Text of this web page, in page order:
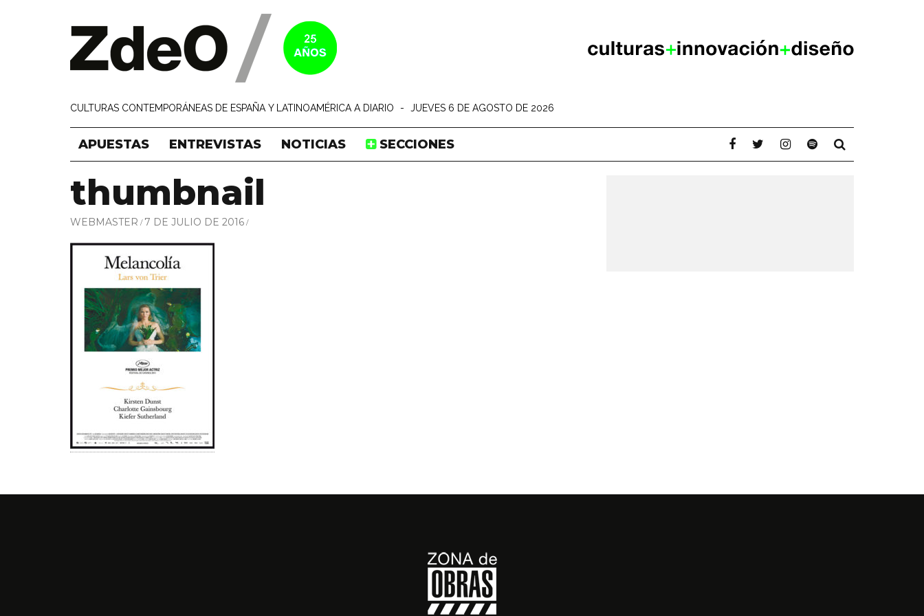
CULTURAS CONTEMPORÁNEAS DE ESPAÑA Y LATINOAMÉRICA A DIARIO - JUEVES 6 DE AGOSTO DE 2026
APUESTAS ENTREVISTAS NOTICIAS SECCIONES
thumbnail
WEBMASTER 7 DE JULIO DE 2016